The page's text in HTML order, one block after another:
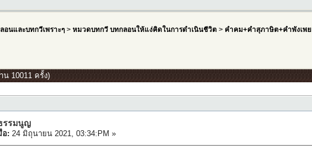
อนและบทกวีเพราะๆ >หมวดบทกวี บทกลอนให้แง่คิดในการดำเนินชีวิต > คำคม+คำสุภาษิต+คำพังเพย
10011 ครั้ง)
รรมนูญ
อ: 24 มิถุนายน 2021, 03:34:PM »